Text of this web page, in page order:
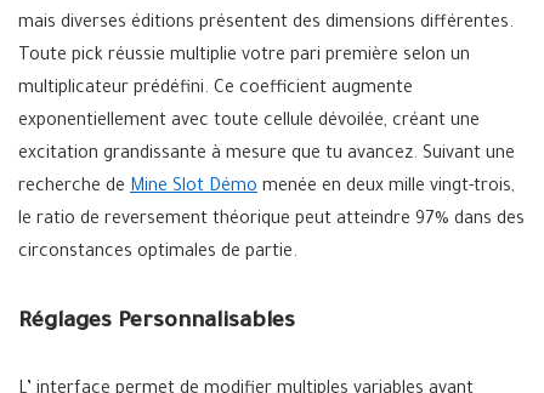
mais diverses éditions présentent des dimensions différentes.
Toute pick réussie multiplie votre pari première selon un
multiplicateur prédéfini. Ce coefficient augmente
exponentiellement avec toute cellule dévoilée, créant une
excitation grandissante à mesure que tu avancez. Suivant une
recherche de Mine Slot Démo menée en deux mille vingt-trois,
le ratio de reversement théorique peut atteindre 97% dans des
circonstances optimales de partie.
Réglages Personnalisables